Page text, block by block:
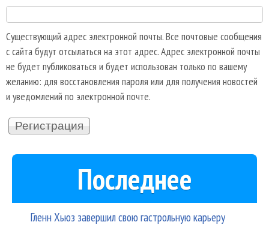
Существующий адрес электронной почты. Все почтовые сообщения
с сайта будут отсылаться на этот адрес. Адрес электронной почты
не будет публиковаться и будет использован только по вашему
желанию: для восстановления пароля или для получения новостей
и уведомлений по электронной почте.
Последнее
Гленн Хьюз завершил свою гастрольную карьеру